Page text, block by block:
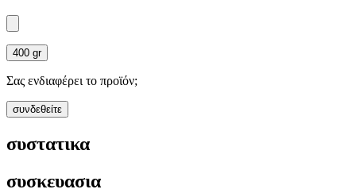
400 gr
Σας ενδιαφέρει το προϊόν;
συνδεθείτε
συστατικα
συσκευασια